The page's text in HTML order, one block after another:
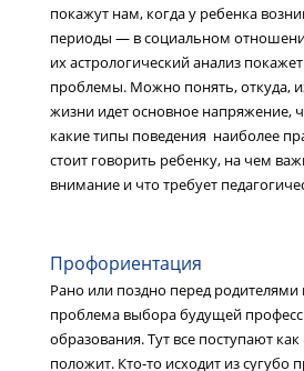
покажут нам, когда у ребенка
периоды — в социальном
их астрологический анализ
проблемы. Можно понять, откуда,
жизни идет основное напряжение,
какие типы поведения наиболее
стоит говорить ребенку, на чем
внимание и что требует
Профориентация
Рано или поздно перед родителями
проблема выбора будущей
образования. Тут все поступают
положит. Кто-то исходит из сугубо